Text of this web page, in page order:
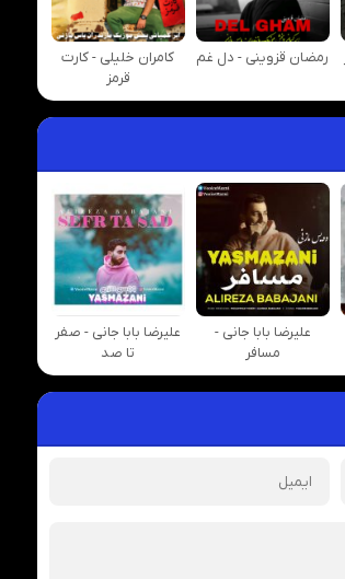
رمضان قزوینی - دل غم
کامران خلیلی - کارت
قرمز
علیرضا بابا جانی -
مسافر
علیرضا بابا جانی - صفر
تا صد